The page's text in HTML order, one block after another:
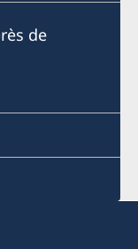
de